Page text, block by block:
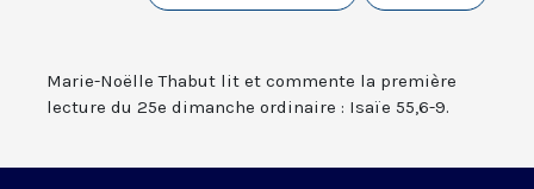
Marie-Noëlle Thabut lit et commente la première
lecture du 25e dimanche ordinaire : Isaïe 55,6-9.